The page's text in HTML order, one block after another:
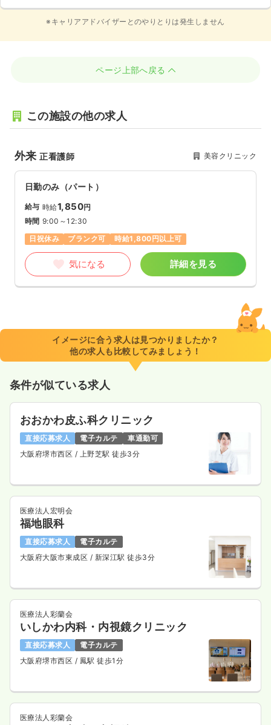
※キャリアアドバイザーとのやりとりは発生しません
ページ上部へ戻る
この施設の他の求人
外来正看護師 美容クリニック
日勤のみ（パート）
給与 時給1,850円
時間 9:00～12:30
日祝休み
ブランク可 時給1,800円以上可
気になる 詳細を見る
イメージに合う求人は見つかりましたか？
他の求人も比較してみましょう！
条件が似ている求人
おおかわ皮ふ科クリニック
直接応募求人 電子カルテ
車通勤可
大阪府堺市西区 / 上野芝駅 徒歩3分
医療法人宏明会
福地眼科
直接応募求人
電子カルテ
大阪府大阪市東成区 / 新深江駅 徒歩3分
医療法人彩蘭会
いしかわ内科・内視鏡クリニック
直接応募求人
電子カルテ
大阪府堺市西区 / 鳳駅 徒歩1分
医療法人彩蘭会